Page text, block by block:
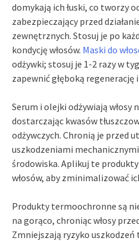
domykają ich łuski, co tworzy
zabezpieczający przed
zewnętrznych. Stosuj je po
kondycję włosów. Maski do
odżywki; stosuj je 1-2 razy w
zapewnić głęboką regenerację
Serum i olejki odżywiają
dostarczając kwasów
odżywczych. Chronią je przed
uszkodzeniami
środowiska. Aplikuj te
włosów, aby zminimalizować
Produkty termoochronne są
na gorąco, chroniąc włosy
Zmniejszają ryzyko